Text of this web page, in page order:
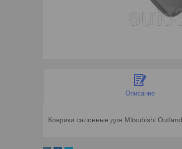
Описание
Коврики салонные для Mitsubishi